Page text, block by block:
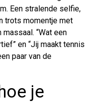
Een stralende selfie,
trots momentje met
“Wat een
en “Jij maakt tennis
paar van de
je